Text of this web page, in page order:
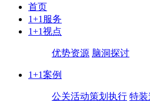
首页
1+1服务
1+1视点
优势资源 脑洞探讨
1+1案例
公关活动策划执行 特装